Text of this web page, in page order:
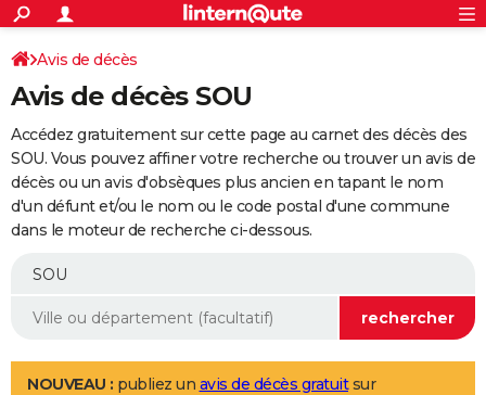
ACTUALITÉS
Politique
Société
Faits Divers
Education
Monde
Villes
+
SPORT
Coupe du monde 2026
Football
Tennis
Cyclisme
Rugby
Forum
Programme TV
TNT
Streaming
Cinéma
Sorties cinéma
Musique
+
FINANCE
Retraite
Impôts
Epargne
Immobilier
Risques naturels par ville
Banque
Assurance
Crédit
AUTO
Essais
Réserver un essai
Citadines
Berlines
SUV
Forum auto
+
Mobiles
Meilleur smartphone
Internet
Ordinateurs
Jeux vidéo
Guide high-tech
Aménagement intérieur
LIFESTYLE
Avis de décès
Avis de décès SOU
Accédez gratuitement sur cette page au carnet des décès des
SOU. Vous pouvez affiner votre recherche ou trouver un avis de
décès ou un avis d'obsèques plus ancien en tapant le nom
d'un défunt et/ou le nom ou le code postal d'une commune
dans le moteur de recherche ci-dessous.
NOUVEAU : publiez un avis de décès gratuitsur